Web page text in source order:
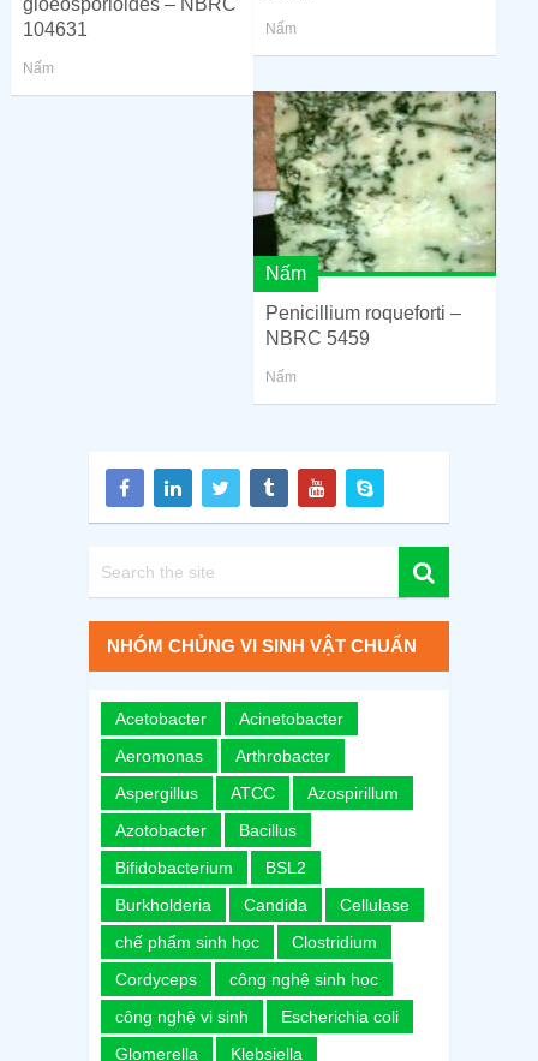
gloeosporioides – NBRC
104631
Nấm
Nấm
Nấm
Penicillium roqueforti –
NBRC 5459
Nấm
NHÓM CHỦNG VI SINH VẬT CHUẨN
Acetobacter
Acinetobacter
Aeromonas
Arthrobacter
Aspergillus
ATCC
Azospirillum
Azotobacter
Bacillus
Bifidobacterium
BSL2
Burkholderia
Candida
Cellulase
chế phẩm sinh học
Clostridium
Cordyceps
công nghệ sinh học
công nghệ vi sinh
Escherichia coli
Glomerella
Klebsiella